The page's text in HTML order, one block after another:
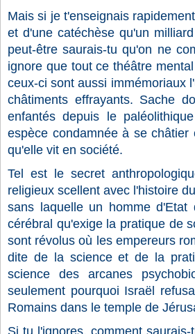
Mais si je t'enseignais
et d'une catéchèse qu'un
peut-être saurais-tu qu'on ne
ignore que tout ce théâtre
ceux-ci sont aussi immémoriaux
châtiments effrayants. Sache
enfantés depuis le
espèce condamnée à se
qu'elle vit en société.
Tel est le secret
religieux scellent avec l'histoire
sans laquelle un homme
cérébral qu'exige la pratique de
sont révolus où les empereurs
dite de la science et de la
science des arcanes
seulement pourquoi Israël
Romains dans le temple de
Si tu l'ignores, comment